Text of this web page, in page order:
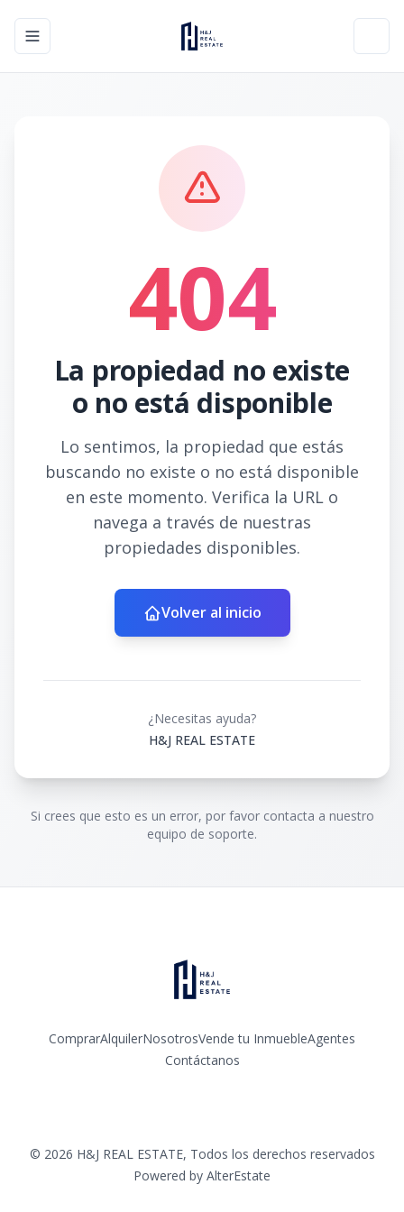
Toggle navigation menu
404
La propiedad no existe
o no está disponible
Lo sentimos, la propiedad que estás
buscando no existe o no está disponible
en este momento. Verifica la URL o
navega a través de nuestras
propiedades disponibles.
Volver al inicio
¿Necesitas ayuda?
H&J REAL ESTATE
Si crees que esto es un error, por favor contacta a nuestro
equipo de soporte.
ComprarAlquilerNosotrosVende tu InmuebleAgentes
Contáctanos
© 2026 H&J REAL ESTATE, Todos los derechos reservados
Powered by AlterEstate